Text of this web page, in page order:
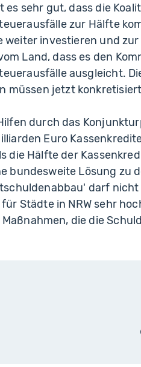
es sehr gut, dass die
zur Hälfte
weiter investieren und
Land, dass es den
ausgleicht.
müssen jetzt
durch das
Euro
die Hälfte der
bundesweite Lösung zu
darf
Städte in NRW sehr
die die